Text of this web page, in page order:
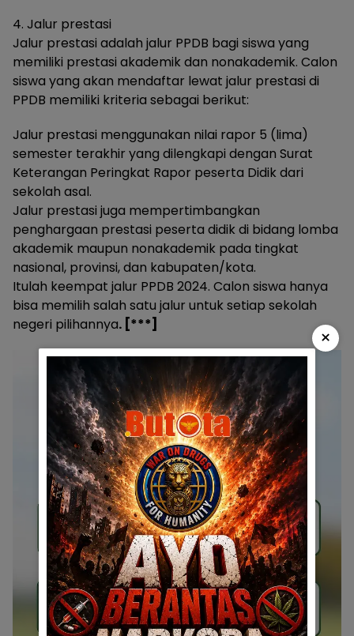
4. Jalur prestasi
Jalur prestasi adalah jalur PPDB bagi siswa yang
memiliki prestasi akademik dan nonakademik. Calon
siswa yang akan mendaftar lewat jalur prestasi di
PPDB memiliki kriteria sebagai berikut:
Jalur prestasi menggunakan nilai rapor 5 (lima)
semester terakhir yang dilengkapi dengan Surat
Keterangan Peringkat Rapor peserta Didik dari
sekolah asal.
Jalur prestasi juga mempertimbangkan
penghargaan prestasi peserta didik di bidang lomba
akademik maupun nonakademik pada tingkat
nasional, provinsi, dan kabupaten/kota.
Itulah keempat jalur PPDB 2024. Calon siswa hanya
bisa memilih salah satu jalur untuk setiap sekolah
negeri pilihannya. [***]
×